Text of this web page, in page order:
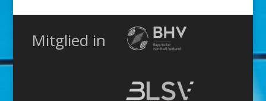
Mitglied in